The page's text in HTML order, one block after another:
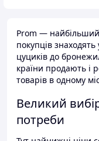
Prom —
покупців
цуциків до
країни продають і
товарів в одному
Великий
потреби